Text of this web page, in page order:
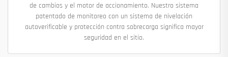
de cambios y el motor de accionamiento. Nuestro sistema
patentado de monitoreo con un sistema de nivelación
autoverificable y protección contra sobrecarga significa mayor
seguridad en el sitio.